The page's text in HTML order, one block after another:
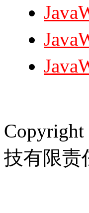
技有限责